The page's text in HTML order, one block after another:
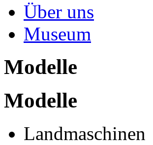
Über uns
Museum
Modelle
Modelle
Landmaschinen